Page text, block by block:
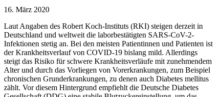
16. März 2020
Laut Angaben des Robert Koch-Instituts (RKI) steigen derzeit in
Deutschland und weltweit die laborbestätigten SARS-CoV-2-
Infektionen stetig an. Bei den meisten Patientinnen und Patienten ist
der Krankheitsverlauf von COVID-19 bislang mild. Allerdings
steigt das Risiko für schwere Krankheitsverläufe mit zunehmendem
Alter und durch das Vorliegen von Vorerkrankungen, zum Beispiel
chronischen Grunderkrankungen, zu denen auch Diabetes mellitus
zählt. Vor diesem Hintergrund empfiehlt die Deutsche Diabetes